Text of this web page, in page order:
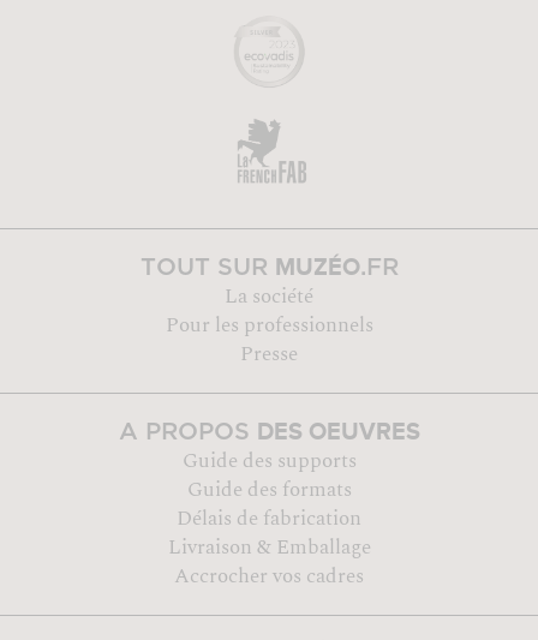
TOUT SUR MUZÉO.FR
La société
Pour les professionnels
Presse
A PROPOS DES OEUVRES
Guide des supports
Guide des formats
Délais de fabrication
Livraison & Emballage
Accrocher vos cadres